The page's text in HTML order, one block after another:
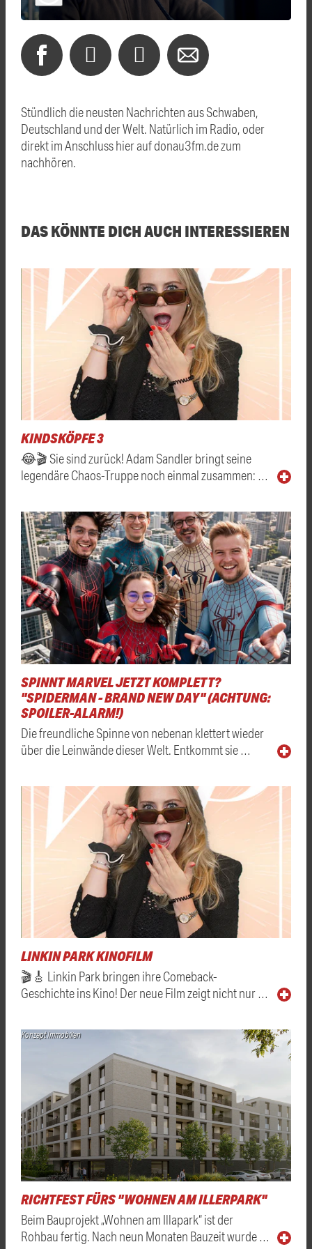
Stündlich die neusten Nachrichten aus Schwaben,
Deutschland und der Welt. Natürlich im Radio, oder
direkt im Anschluss hier auf donau3fm.de zum
nachhören.
DAS KÖNNTE DICH AUCH INTERESSIEREN
KINDSKÖPFE 3
😂🎬 Sie sind zurück! Adam Sandler bringt seine
legendäre Chaos-Truppe noch einmal zusammen: …
SPINNT MARVEL JETZT KOMPLETT?
"SPIDERMAN - BRAND NEW DAY" (ACHTUNG:
SPOILER-ALARM!)
Die freundliche Spinne von nebenan klettert wieder
über die Leinwände dieser Welt. Entkommt sie …
LINKIN PARK KINOFILM
🎬🎸 Linkin Park bringen ihre Comeback-
Geschichte ins Kino! Der neue Film zeigt nicht nur …
Konzept Immobilien
RICHTFEST FÜRS "WOHNEN AM ILLERPARK"
Beim Bauprojekt „Wohnen am Illapark“ ist der
Rohbau fertig. Nach neun Monaten Bauzeit wurde …